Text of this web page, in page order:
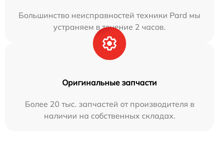
Большинство неисправностей техники Pard мы
устраняем в течение 2 часов.
Оригинальные запчасти
Более 20 тыс. запчастей от производителя в
наличии на собственных складах.